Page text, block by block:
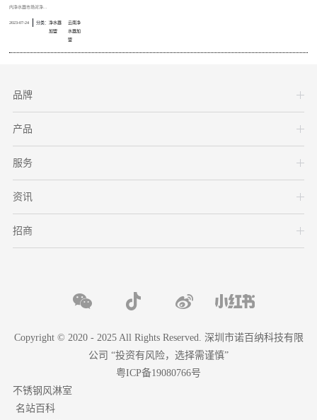
内净水器市场对净...
2023-07-24 分类： 净水器
加盟
云南净
水器加
盟
品牌
产品
服务
资讯
招商
Copyright © 2020 - 2025 All Rights Reserved. 深圳市诺百纳科技有限
公司 “投资有风险，选择需谨慎”
粤ICP备19080766号
不锈钢风淋室
名站百科